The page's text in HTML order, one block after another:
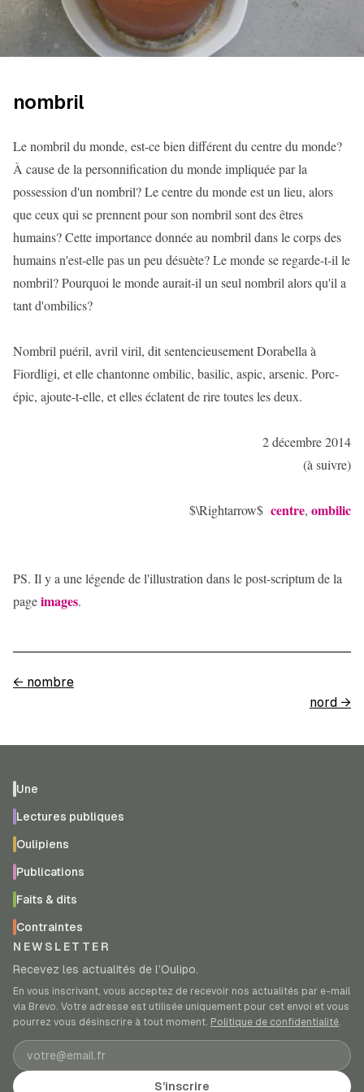
nombril
Le nombril du monde, est-ce bien différent du centre du monde?
À cause de la personnification du monde impliquée par la
possession d'un nombril? Le centre du monde est un lieu, alors
que ceux qui se prennent pour son nombril sont des êtres
humains? Cette importance donnée au nombril dans le corps des
humains n'est-elle pas un peu désuète? Le monde se regarde-t-il le
nombril? Pourquoi le monde aurait-il un seul nombril alors qu'il a
tant d'ombilics?
Nombril puéril, avril viril, dit sentencieusement Dorabella à
Fiordligi, et elle chantonne ombilic, basilic, aspic, arsenic. Porc-
épic, ajoute-t-elle, et elles éclatent de rire toutes les deux.
2 décembre 2014
(à suivre)
$\Rightarrow$ centre, ombilic
PS. Il y a une légende de l'illustration dans le post-scriptum de la
pageimages.
← nombre
nord →
Une
Lectures publiques
Oulipiens
Publications
Faits & dits
Contraintes
NEWSLETTER
Recevez les actualités de l’Oulipo.
En vous inscrivant, vous acceptez de recevoir nos actualités par e-mail
via Brevo. Votre adresse est utilisée uniquement pour cet envoi et vous
pourrez vous désinscrire à tout moment. Politique de confidentialité.
Adresse e-mail
S’inscrire